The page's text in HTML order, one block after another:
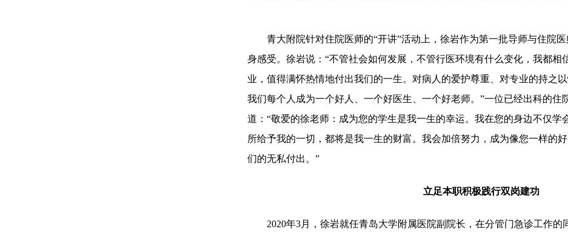
青大附院针对住院医师的“开讲”活动上， 徐岩作为第一批导师与住院
身感受。 徐岩说： “不管社会如何发展，不管行医环境有什么变化， 我都相
业，值得满怀热情地付出我们的一生。对病人的爱护尊重、对专业的持之
我们每个人 成为一个好人、一个好医生、一个好老师。 ”一位已经出科的住
道： “敬爱的徐老师：成为您的学生是我一生的幸运。 我在您的身边不仅学
所给予我的一切，都将是我一生的财富。 我会加倍努力，成为像您一样的
们的无私付出。 ”
立足本职积极践行双岗建功
2020年3月， 徐岩就任青岛大学附属医院副院长，在分管门急诊工作的